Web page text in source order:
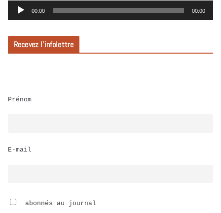
e
c
t
r
i
00:00 00:00
Recevez l’infolettre
Prénom
E-mail
abonnés au journal